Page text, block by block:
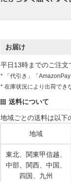
お届け
平日13時までのご注文
* 「代引き」「AmazonPay
* 在庫状況により出荷でき
送料について
地域ごとの送料は以下
地域
東北、関東甲信越、
中部、関西、中国、
四国、九州